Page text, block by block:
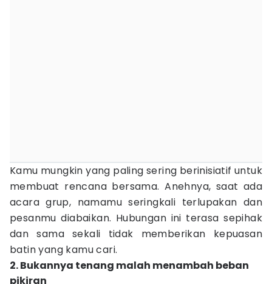
Kamu mungkin yang paling sering berinisiatif untuk
membuat rencana bersama. Anehnya, saat ada
acara grup, namamu seringkali terlupakan dan
pesanmu diabaikan. Hubungan ini terasa sepihak
dan sama sekali tidak memberikan kepuasan
batin yang kamu cari.
2. Bukannya tenang malah menambah beban
pikiran